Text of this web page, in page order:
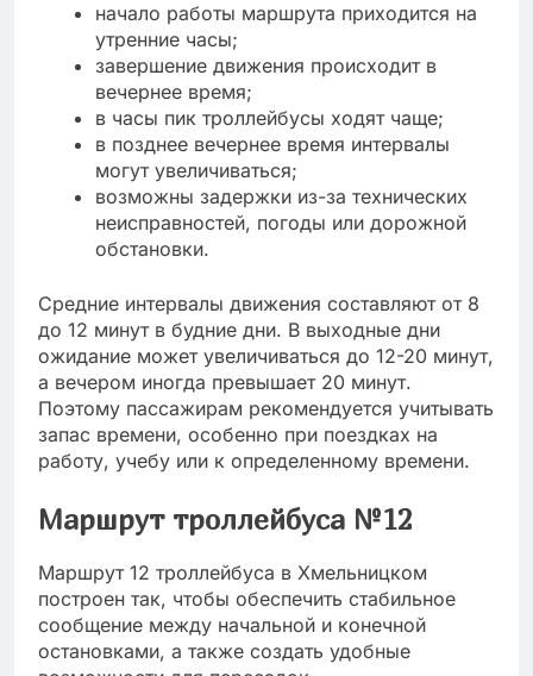
начало работы маршрута приходится на
утренние часы;
завершение движения происходит в
вечернее время;
в часы пик троллейбусы ходят чаще;
в позднее вечернее время интервалы
могут увеличиваться;
возможны задержки из-за технических
неисправностей, погоды или дорожной
обстановки.
Средние интервалы движения составляют от 8
до 12 минут в будние дни. В выходные дни
ожидание может увеличиваться до 12-20 минут,
а вечером иногда превышает 20 минут.
Поэтому пассажирам рекомендуется учитывать
запас времени, особенно при поездках на
работу, учебу или к определенному времени.
Маршрут троллейбуса №12
Маршрут 12 троллейбуса в Хмельницком
построен так, чтобы обеспечить стабильное
сообщение между начальной и конечной
остановками, а также создать удобные